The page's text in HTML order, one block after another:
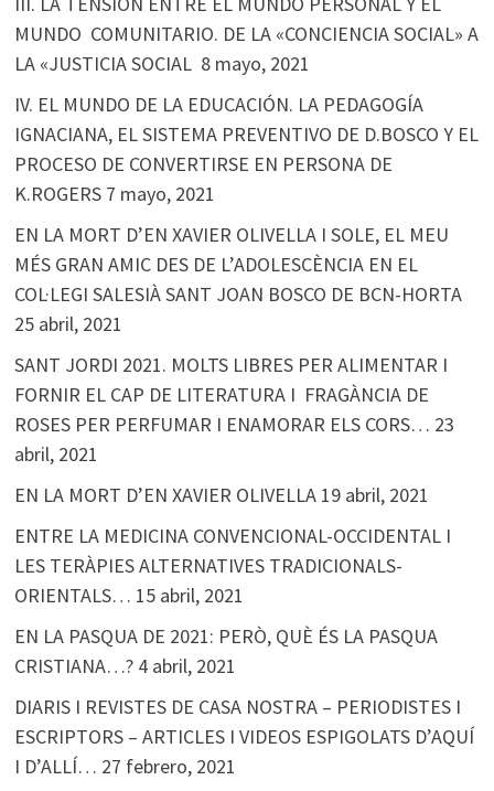
MUNDO COMUNITARIO. DE LA «CONCIENCIA SOCIAL» A
LA «JUSTICIA SOCIAL 8 mayo, 2021
IV. EL MUNDO DE LA EDUCACIÓN. LA PEDAGOGÍA
IGNACIANA, EL SISTEMA PREVENTIVO DE D.BOSCO Y EL
PROCESO DE CONVERTIRSE EN PERSONA DE
K.ROGERS 7 mayo, 2021
EN LA MORT D’EN XAVIER OLIVELLA I SOLE, EL MEU
MÉS GRAN AMIC DES DE L’ADOLESCÈNCIA EN EL
COL·LEGI SALESIÀ SANT JOAN BOSCO DE BCN-HORTA
25 abril, 2021
SANT JORDI 2021. MOLTS LIBRES PER ALIMENTAR I
FORNIR EL CAP DE LITERATURA I FRAGÀNCIA DE
ROSES PER PERFUMAR I ENAMORAR ELS CORS… 23
abril, 2021
EN LA MORT D’EN XAVIER OLIVELLA 19 abril, 2021
ENTRE LA MEDICINA CONVENCIONAL-OCCIDENTAL I
LES TERÀPIES ALTERNATIVES TRADICIONALS-
ORIENTALS… 15 abril, 2021
EN LA PASQUA DE 2021: PERÒ, QUÈ ÉS LA PASQUA
CRISTIANA…? 4 abril, 2021
DIARIS I REVISTES DE CASA NOSTRA – PERIODISTES I
ESCRIPTORS – ARTICLES I VIDEOS ESPIGOLATS D’AQUÍ
I D’ALLÍ… 27 febrero, 2021